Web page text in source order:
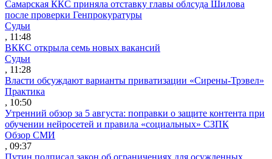
Самарская ККС приняла отставку главы облсуда Шилова
после проверки Генпрокуратуры
Судьи
, 11:48
ВККС открыла семь новых вакансий
Судьи
, 11:28
Власти обсуждают варианты приватизации «Сирены-Трэвел»
Практика
, 10:50
Утренний обзор за 5 августа: поправки о защите контента при
обучении нейросетей и правила «социальных» СЗПК
Обзор СМИ
, 09:37